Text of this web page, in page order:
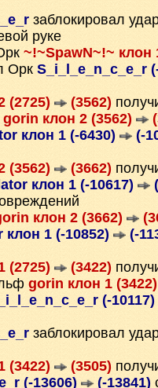
заблокировал
руке
~!~SpawN~!~ клон
Орк S_i_l_e_n_c_e_r
(2725) (3562)
gorin клон 2 (3562)
клон 1 (-6430)
(-
(3562) (3662)
клон 1 (-10617)
клон 2 (3662)
1 (-10852)
(-
(2725) (3422)
gorin клон 1
(-10117)
заблокировал
(3422) (3505)
(-13606) (-13841)